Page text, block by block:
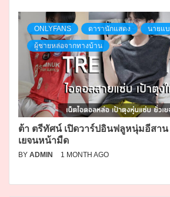
ONLYFANS ดารานักแสดง นายแ
ผู้ชายหล่อจากทางบ้าน
ต้า ตรีทัศน์ เปิดวาร์ปอินฟลูหนุ่มอีสาน
เยจนหน้ามืด
BY ADMIN 1 MONTH AGO